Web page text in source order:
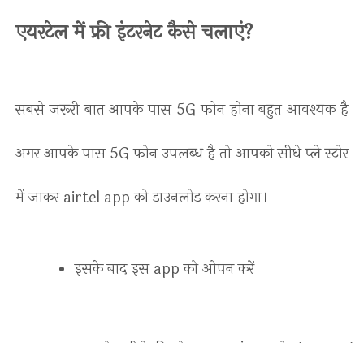
एयरटेल में फ्री इंटरनेट कैसे चलाएं?
सबसे जरूरी बात आपके पास 5G फोन होना बहुत आवश्यक है
अगर आपके पास 5G फोन उपलब्ध है तो आपको सीधे प्ले स्टोर
में जाकर airtel app को डाउनलोड करना होगा।
इसके बाद इस app को ओपन करें